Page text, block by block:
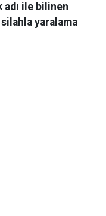
adı ile bilinen
yaralama